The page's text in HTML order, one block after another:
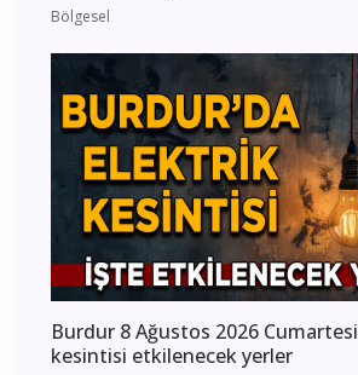
Bölgesel
Burdur 8 Ağustos 2026
kesintisi etkilenecek yerler